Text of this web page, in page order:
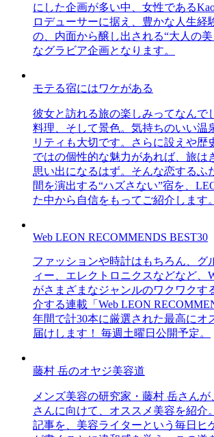
にした企画が多い中、女性である
ロデューサーに据え、豊かな人生経
の、内面から醸し出される“大人の
なグラビア企画となります。
モテる宿にはワケがある
彼女と訪れる旅の楽しみってなん
料理、そして景色。気持ちのいい温
リティも大切です。さらに設えや歴
ではの個性的な魅力があれば、旅は
思い出になるはず。そんな恋するふ
間を演出する“ハズさない”宿を、
た中から自信をもってご紹介します。
Web LEON RECOMMENDS BEST30
ファッションや時計はもちろん、グ
ィー、エレクトロニクスなどなど、
がさまざまなジャンルのワクワクす
介する連載「Web LEON
年間で計30本に厳選された最高にオ
届けします！ 毎週土曜日公開予定。
藤村 岳のオヤジ美容道
メンズ美容の研究家・藤村 岳さん
さんに向けて、オススメ美容を紹介
記事を、美容ライターという毎日ヒ